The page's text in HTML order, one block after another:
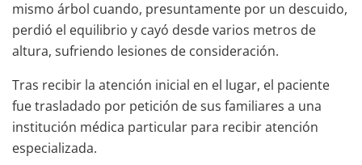
mismo árbol cuando, presuntamente por un descuido,
perdió el equilibrio y cayó desde varios metros de
altura, sufriendo lesiones de consideración.
Tras recibir la atención inicial en el lugar, el paciente
fue trasladado por petición de sus familiares a una
institución médica particular para recibir atención
especializada.